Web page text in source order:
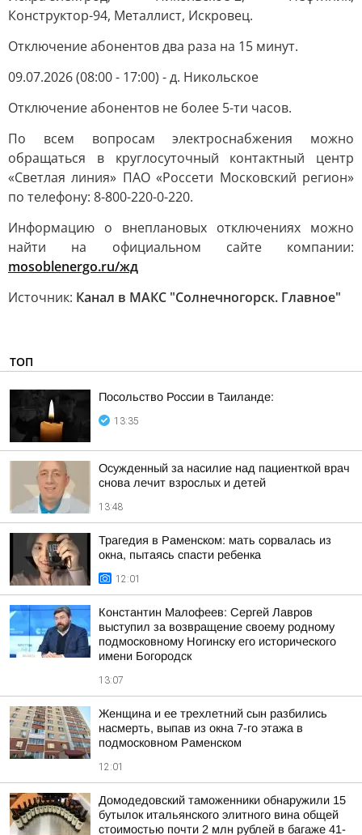
Конструктор-94, Металлист, Искровец.
Отключение абонентов два раза на 15 минут.
09.07.2026 (08:00 - 17:00) - д. Никольское
Отключение абонентов не более 5-ти часов.
По всем вопросам электроснабжения можно
обращаться в круглосуточный контактный центр
«Светлая линия» ПАО «Россети Московский регион»
по телефону: 8-800-220-0-220.
Информацию о внеплановых отключениях можно
найти на официальном сайте компании:
mosoblenergo.ru/жд
Источник: Канал в МАКС "Солнечногорск. Главное"
ТОП
Посольство России в Таиланде:
13:35
Осужденный за насилие над пациенткой врач
снова лечит взрослых и детей
13:48
Трагедия в Раменском: мать сорвалась из
окна, пытаясь спасти ребенка
12:01
Константин Малофеев: Сергей Лавров
выступил за возвращение своему родному
подмосковному Ногинску его исторического
имени Богородск
13:07
Женщина и ее трехлетний сын разбились
насмерть, выпав из окна 7-го этажа в
подмосковном Раменском
12:01
Домодедовский таможенники обнаружили 15
бутылок итальянского элитного вина общей
стоимостью почти 2 млн рублей в багаже 41-